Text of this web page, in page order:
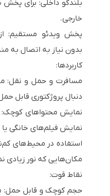
بلندگو داخلی: برای پخش
خارجی.
بدون نیاز به اتصال به
کاربردها:
مسافرت و حمل و نقل:
دنبال پروژکتوری قابل
نمایش محتواهای کوچک:
نمایش فیلم‌های خانگی
استفاده در محیط‌های
مکان‌هایی که نور زیادی
نقاط قوت:
حجم کوچک و قابل حمل: